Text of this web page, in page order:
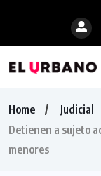
Home
Judicial
Detienen a sujeto
menores